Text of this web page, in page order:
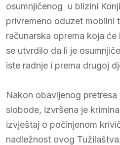
osumnjičenog u blizini
privremeno oduzet mobilni
računarska oprema koja
se utvrdilo da li je
iste radnje i prema drugoj
Nakon obavljenog
slobode, izvršena je
izvještaj o počinjenom
nadležnost ovog Tužilaštva.